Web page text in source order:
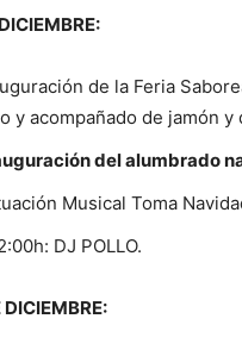
de la Feria
y acompañado de jamón y
del alumbrado
Musical Toma
DJ POLLO.
DICIEMBRE: